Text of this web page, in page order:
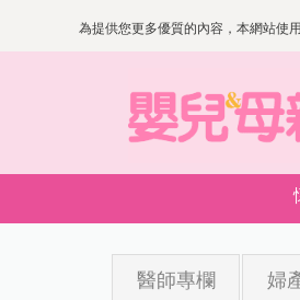
為提供您更多優質的內容，本網站使
醫師專欄 婦